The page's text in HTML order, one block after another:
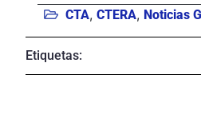
CTA, CTERA, Noticias
Etiquetas: